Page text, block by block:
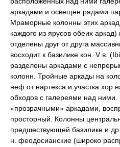
аркадами и освещен рядами
Мраморные колонны этих
каждого из ярусов обеих
отделены друг от друга
восходит к базилике кон. V в.
разделены аркадами с
колонн. Тройные аркады на
неф от нартекса и участка хор
обходов с галереями над
«прозрачными» аркадами,
просторный. Колонны
предшествующей базилике и
н. феодосианские (широко